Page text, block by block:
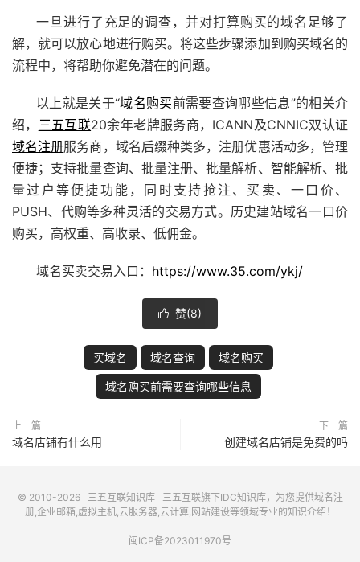
一旦进行了充足的调查，并对打算购买的域名足够了
解，就可以放心地进行购买。将这些步骤添加到购买域名的
流程中，将帮助你避免潜在的问题。
以上就是关于“域名购买前需要查询哪些信息”的相关介
绍，
三五互联20余年老牌服务商，ICANN及CNNIC双认证
域名注册服务商，域名后缀种类多，注册优惠活动多，管理
便捷；支持批量查询、批量注册、批量解析、智能解析、批
量过户等便捷功能，同时支持抢注、买卖、一口价、
PUSH、代购等多种灵活的交易方式。历史建站域名一口价
购买，高权重、高收录、低佣金。
域名买卖交易入口： https://www.35.com/ykj/
 赞(8)
买域名 域名查询 域名购买
域名购买前需要查询哪些信息
上一篇
域名店铺有什么用
下一篇
创建域名店铺是免费的吗
© 2010-2026 三五互联知识库 三五互联旗下IDC知识库，为您提供域名注
册,企业邮箱,虚拟主机,云服务器,云计算,网站建设等领域专业的知识介绍！
闽ICP备2023011970号